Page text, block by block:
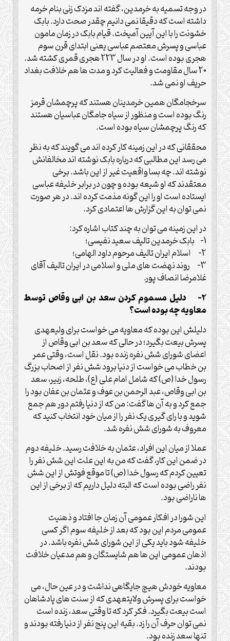
در وجه تسمیه به خرمدین، گفته اند مزدک زنی بنام خرمه
داشته است که دقیقا نمی دانیم چقدر صحت دارد. بابک
خشونت را با این آیین آمیخت. قیام بابک در زمان مامون
عباسی و پسرش معتصم عباسی یعنی ابتدای قرن سوم
هجری بوده است. او در سال 223 هجری قمری کشته شد.
20 سال مقاومت و فعالیت کرد و مدت ها هم خلافت بغداد
حریف او نمی شد.
سرخجامگان همین خرمدینان هستند که پرچمشان قرمز
رنگ بوده است و منظور از سیاه جامگان عباسیان هستند
که رنگ پرچمشان سیاه بوده است.
محققانی که در این زمینه کار کرده اند می گویند که به نظر
می رسد این مطالبی که درباره بابک نوشته اند مخالفانش
نوشته اند. چه بسا واقعیت غیر از این باشد. برخی
معتقدند که او شیعه بوده و چون در برابر خلیفه عباسی
ایستاده است او را این گونه مذمت کرده اند. در هر صورت
نمی توان به این گزارش ها اعتمادی کرد.
در این زمینه می توان به چند کتاب اشاره کرد:
1- بابک خرمدین تالیف سعید نفیسی؛
2- اسلام ایران تالیف مرحوم داود الهامی؛
3- روند نهضت های ملی و اسلامی در ایران تالیف آقای
غلامرضا انصاف پور.
2- دلیل مسموم کردن سعد بن ابی وقاص توسط
معاویه چه بوده است؟
دلیلش این بوده که معاویه می خواست برای ولیعهدی
پسرش بیعت بگیرد؛ در حالی که سعد بن ابی وقاص از
اعضای شورای شش نفره زنده بود. نقل است، وقتی عمر
بن خطاب می خواست از دنیا برود شش نفر از اصحاب بزرگ
رسول خدا (ص) که شامل امام علی (ع)، طلحه، زبیر، سعد
بن ابی وقاص، عبد الرحمن بن عوف و عثمان بن عفان بود را
جمع کرد و به آن ها گفت: من که از دنیا رفتم دور هم جمع
شوید و با رای گیری یک نفر را از میان خود انتخاب کنید که
معروف به شورای شش نفره شد.
عملا از میان این افراد، عثمان به خلافت رسید. خلیفه دوم
در ضمن این کار، گفت که من به این علت این شش نفر را
تعیین کردم که رسول خدا (ص) تا موقع فوتش از این شش
نفر راضی بوده است که البته دلیل داریم که از برخی از این
ها ناراضی بود.
این شورا در افکار عمومی آن زمان جا افتاد و ذهنیت
عمومی مردم این بود که بعد از خلیفه سوم اگر کسی
خلیفه شود باید یکی از این شورای شش نفره باشد. در
اذهان عمومی این ها هم شایستگان و هم مدعیان خلافت
بودند.
معاویه خودش هیچ جایگاهی نداشت و در عین حال، می
خواست برای پسرش ولایتعهدی که از سنت های پادشاهان
است بیعت بگیرد. فکر کرد که تا وقتی سعد، زنده است
نمی توان حرف آن را زد. بقیه این پنج نفر از دنیا رفته بودند و
تنها سعد زنده بود.